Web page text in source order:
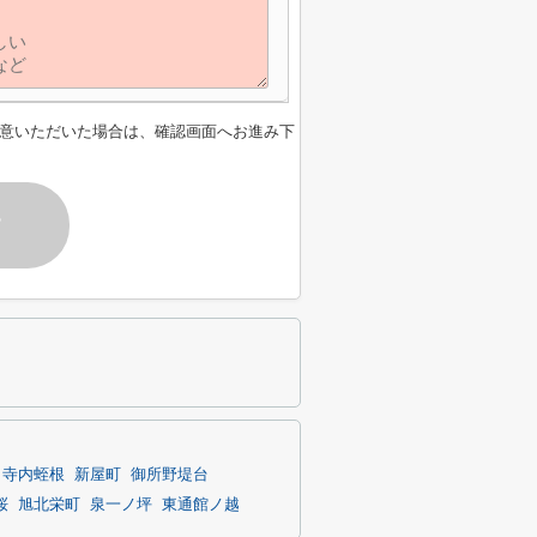
いただいた場合は、確認画面へお進み下
寺内蛭根 新屋町
御所野堤台
旭北栄町 泉一ノ坪 東通館ノ越